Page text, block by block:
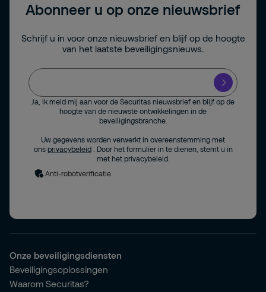
Abonneer u op onze nieuwsbrief
Schrijf u in voor onze nieuwsbrief en blijf op de hoogte
van het laatste beveiligingsnieuws.
Ja, ik meld mij aan voor de Securitas nieuwsbrief en blijf op de
hoogte van de nieuwste ontwikkelingen in de
beveiligingsbranche.
Uw gegevens worden verwerkt in overeenstemming met
ons privacybeleid
. Door het formulier in te dienen, stemt u in
met het privacybeleid.
Anti-robotverificatie
Onze beveiligingsdiensten
Beveiligingsoplossingen
Waarom Securitas?